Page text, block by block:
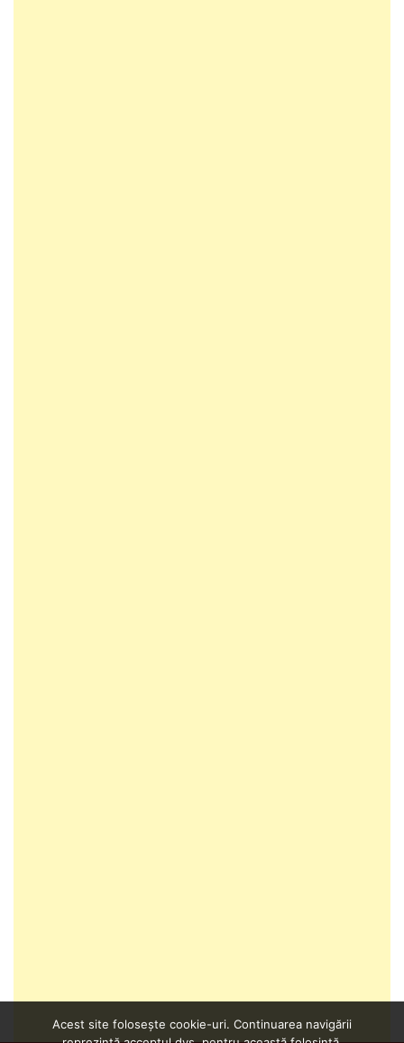
Acest site folosește cookie-uri. Continuarea navigării